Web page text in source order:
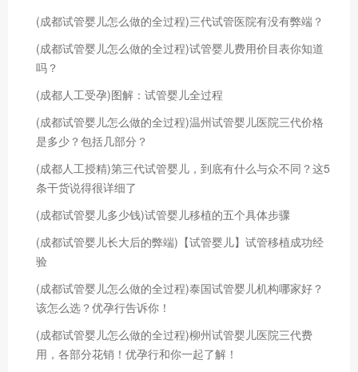
(成都试管婴儿怎么做的全过程)三代试管医院有没有弊端？
(成都试管婴儿怎么做的全过程)试管婴儿费用价目表你知道
吗？
(成都人工受孕)图解：试管婴儿全过程
(成都试管婴儿怎么做的全过程)温州试管婴儿医院三代价格
是多少？包括几部分？
(成都人工授精)第三代试管婴儿，到底有什么与众不同？这5
条干货说得很详细了
(成都试管婴儿多少钱)试管婴儿移植的五个具体步骤
(成都试管婴儿长大后的弊端)【试管婴儿】试管移植成功经
验
(成都试管婴儿怎么做的全过程)泰国试管婴儿机构哪家好？
该怎么选？优孕行告诉你！
(成都试管婴儿怎么做的全过程)柳州试管婴儿医院三代费
用，各部分花销！优孕行和你一起了解！